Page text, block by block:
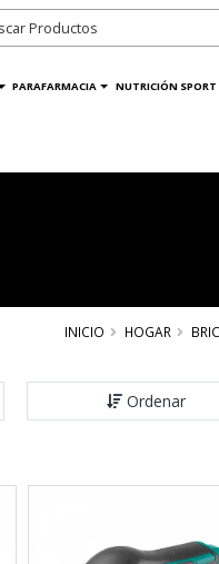
PARAFARMACIA NUTRICIÓN SPORT
INICIO HOGAR
Ordenar